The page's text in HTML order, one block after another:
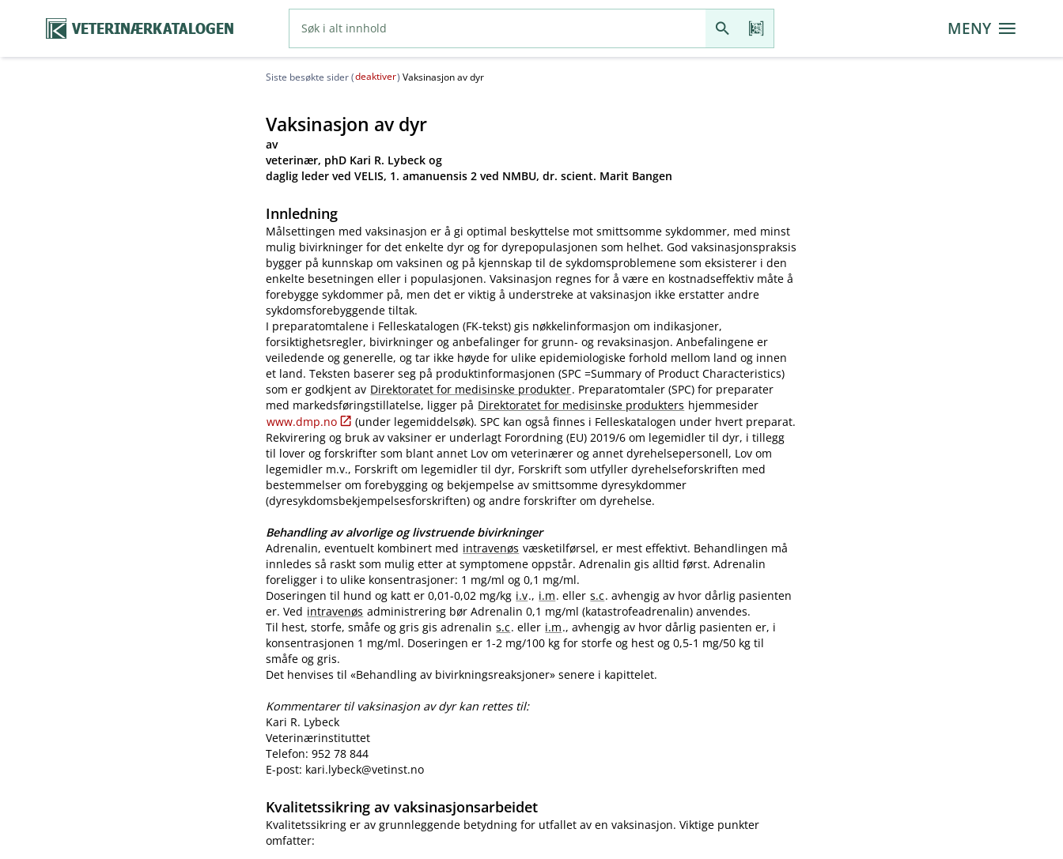
VETERINÆRKATALOGEN MENY
Siste besøkte sider (deaktiver) Vaksinasjon av dyr
Vaksinasjon av dyr
av
veterinær, phD Kari R. Lybeck og
daglig leder ved VELIS, 1. amanuensis 2 ved NMBU, dr. scient. Marit Bangen
Innledning
Målsettingen med vaksinasjon er å gi optimal beskyttelse mot smittsomme sykdommer, med minst
mulig bivirkninger for det enkelte dyr og for dyrepopulasjonen som helhet. God vaksinasjonspraksis
bygger på kunnskap om vaksinen og på kjennskap til de sykdomsproblemene som eksisterer i den
enkelte besetningen eller i populasjonen. Vaksinasjon regnes for å være en kostnadseffektiv måte å
forebygge sykdommer på, men det er viktig å understreke at vaksinasjon ikke erstatter andre
sykdomsforebyggende tiltak.
I preparatomtalene i Felleskatalogen (FK-tekst) gis nøkkelinformasjon om indikasjoner,
forsiktighetsregler, bivirkninger og anbefalinger for grunn- og revaksinasjon. Anbefalingene er
veiledende og generelle, og tar ikke høyde for ulike epidemiologiske forhold mellom land og innen
et land. Teksten baserer seg på produktinformasjonen (SPC =Summary of Product Characteristics)
som er godkjent av Direktoratet for medisinske produkter. Preparatomtaler (SPC) for preparater
med markedsføringstillatelse, ligger på Direktoratet for medisinske produkters hjemmesider
www.dmp.no
(under legemiddelsøk). SPC kan også finnes i Felleskatalogen under hvert preparat.
Rekvirering og bruk av vaksiner er underlagt Forordning (EU) 2019/6 om legemidler til dyr, i tillegg
til lover og forskrifter som blant annet Lov om veterinærer og annet dyrehelsepersonell, Lov om
legemidler m.v., Forskrift om legemidler til dyr, Forskrift som utfyller dyrehelseforskriften med
bestemmelser om forebygging og bekjempelse av smittsomme dyresykdommer
(dyresykdomsbekjempelsesforskriften) og andre forskrifter om dyrehelse.
Behandling av alvorlige og livstruende bivirkninger
Adrenalin, eventuelt kombinert med intravenøs væsketilførsel, er mest effektivt. Behandlingen må
innledes så raskt som mulig etter at symptomene oppstår. Adrenalin gis alltid først. Adrenalin
foreligger i to ulike konsentrasjoner: 1 mg/ml og 0,1 mg​/​ml.
Doseringen til hund og katt er 0,01-0,02 mg/kg i.v., i.m. eller s.c. avhengig av hvor dårlig pasienten
er. Ved intravenøs administrering bør Adrenalin 0,1 mg/ml (katastrofeadrenalin) anvendes.
Til hest, storfe, småfe og gris gis adrenalin s.c. eller i.m., avhengig av hvor dårlig pasienten er, i
konsentrasjonen 1 mg​/​ml. Doseringen er 1-2 mg/100 kg for storfe og hest og 0,5-1 mg/50 kg til
småfe og gris.
Det henvises til «Behandling av bivirkningsreaksjoner» senere i kapittelet.
Kommentarer til vaksinasjon av dyr kan rettes til:
Kari R. Lybeck
Veterinærinstituttet
Telefon: 952 78 844
E-post: kari.lybeck@vetinst.no
Kvalitetssikring av vaksinasjonsarbeidet
Kvalitetssikring er av grunnleggende betydning for utfallet av en vaksinasjon. Viktige punkter
omfatter: